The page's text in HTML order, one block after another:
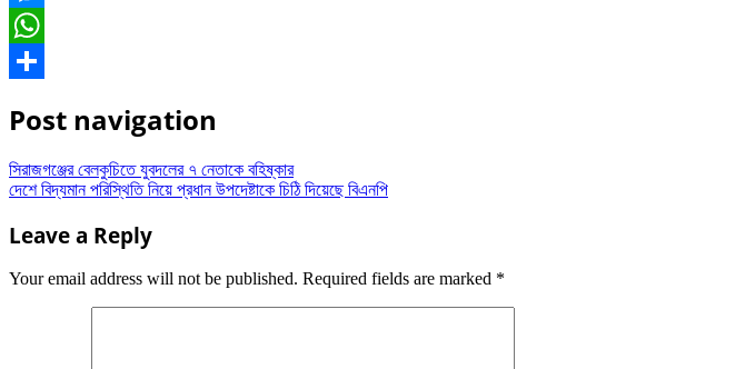
Messenger
WhatsApp
Post navigation
সিরাজগঞ্জের বেলকুচিতে যুবদলের ৭ নেতাকে বহিষ্কার
দেশে বিদ্যমান পরিস্থিতি নিয়ে প্রধান উপদেষ্টাকে চিঠি দিয়েছে বিএনপি
Leave a Reply
Your email address will not be published. Required fields are marked *